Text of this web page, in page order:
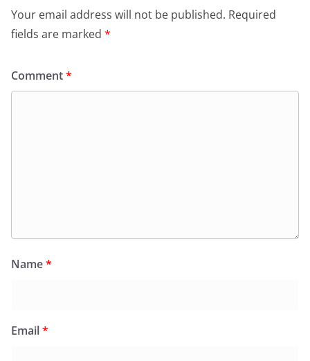
Your email address will not be published. Required
fields are marked *
Comment*
Name*
Email*